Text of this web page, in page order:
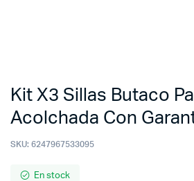
Kit X3 Sillas Butaco
Acolchada Con
SKU: 6247967533095
En stock